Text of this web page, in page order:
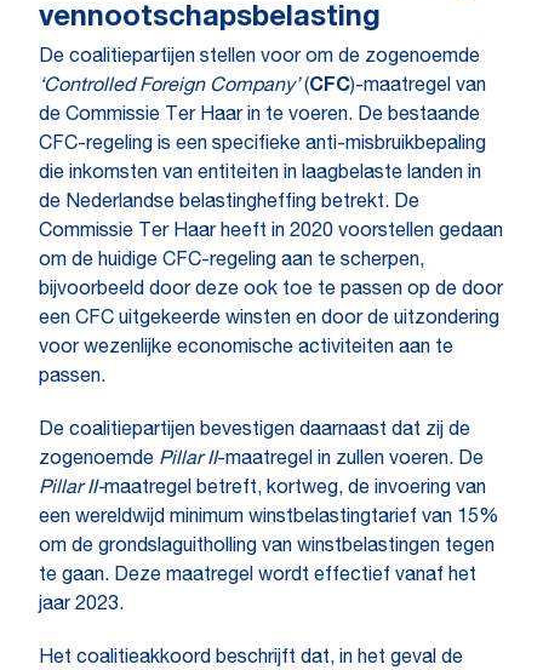
vennootschapsbelasting
De coalitiepartijen stellen voor om de zogenoemde
‘Controlled Foreign Company’(CFC)-maatregel van
de Commissie Ter Haar in te voeren. De bestaande
CFC-regeling is een specifieke anti-misbruikbepaling
die inkomsten van entiteiten in laagbelaste landen in
de Nederlandse belastingheffing betrekt. De
Commissie Ter Haar heeft in 2020 voorstellen gedaan
om de huidige CFC-regeling aan te scherpen,
bijvoorbeeld door deze ook toe te passen op de door
een CFC uitgekeerde winsten en door de uitzondering
voor wezenlijke economische activiteiten aan te
passen.
De coalitiepartijen bevestigen daarnaast dat zij de
zogenoemde Pillar II-maatregel in zullen voeren. De
Pillar II-maatregel betreft, kortweg, de invoering van
een wereldwijd minimum winstbelastingtarief van 15%
om de grondslaguitholling van winstbelastingen tegen
te gaan. Deze maatregel wordt effectief vanaf het
jaar 2023.
Het coalitieakkoord beschrijft dat, in het geval de